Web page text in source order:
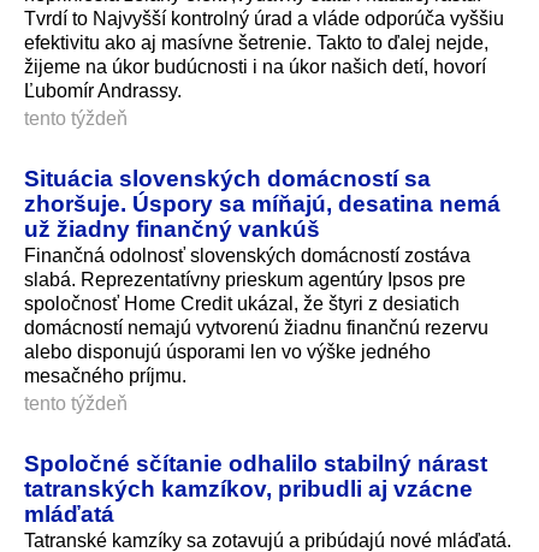
Tvrdí to Najvyšší kontrolný úrad a vláde odporúča vyššiu
efektivitu ako aj masívne šetrenie. Takto to ďalej nejde,
žijeme na úkor budúcnosti i na úkor našich detí, hovorí
Ľubomír Andrassy.
tento týždeň
Situácia slovenských domácností sa
zhoršuje. Úspory sa míňajú, desatina nemá
už žiadny finančný vankúš
Finančná odolnosť slovenských domácností zostáva
slabá. Reprezentatívny prieskum agentúry Ipsos pre
spoločnosť Home Credit ukázal, že štyri z desiatich
domácností nemajú vytvorenú žiadnu finančnú rezervu
alebo disponujú úsporami len vo výške jedného
mesačného príjmu.
tento týždeň
Spoločné sčítanie odhalilo stabilný nárast
tatranských kamzíkov, pribudli aj vzácne
mláďatá
Tatranské kamzíky sa zotavujú a pribúdajú nové mláďatá.